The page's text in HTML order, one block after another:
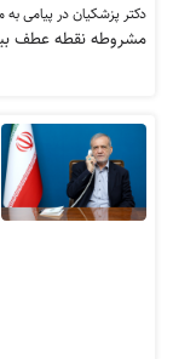
دکتر پزشکیان در پیامی
مشروطه نقطه عطف